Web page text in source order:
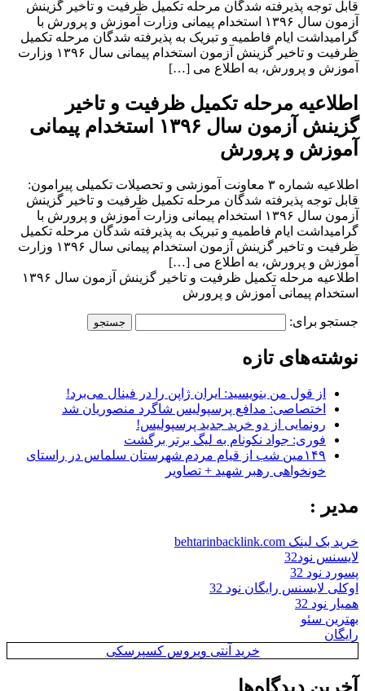
قابل توجه پذیرفته شدگان مرحله تکمیل ظرفیت و تاخیر گزینش
آزمون سال ۱۳۹۶ استخدام پیمانی وزارت آموزش و پرورش با
گرامیداشت ایام فاطمیه و تبریک به پذیرفته شدگان مرحله تکمیل
ظرفیت و تاخیر گزینش آزمون استخدام پیمانی سال ۱۳۹۶ وزارت
آموزش و پرورش، به اطلاع می […]
اطلاعیه مرحله تکمیل ظرفیت و تاخیر
گزینش آزمون سال ۱۳۹۶ استخدام پیمانی
آموزش و پرورش
اطلاعیه شماره ۳ معاونت آموزشی و تحصیلات تکمیلی پیرامون:
قابل توجه پذیرفته شدگان مرحله تکمیل ظرفیت و تاخیر گزینش
آزمون سال ۱۳۹۶ استخدام پیمانی وزارت آموزش و پرورش با
گرامیداشت ایام فاطمیه و تبریک به پذیرفته شدگان مرحله تکمیل
ظرفیت و تاخیر گزینش آزمون استخدام پیمانی سال ۱۳۹۶ وزارت
آموزش و پرورش، به اطلاع می […]
اطلاعیه مرحله تکمیل ظرفیت و تاخیر گزینش آزمون سال ۱۳۹۶
استخدام پیمانی آموزش و پرورش
جستجو برای:
نوشته‌های تازه
از قول من بنویسید: ایران ژاپن را در فینال می‌برد!
اختصاصی: مدافع پرسپولیس شاگرد منصوریان شد
رونمایی از دو خرید جدید پرسپولیس!
فوری: جواد نکونام به لیگ برتر برگشت
۱۴۹مین شب از قیام مردم شهرستان سلماس در راستای
خونخواهی رهبر شهید + تصاویر
مدیر :
خرید بک لینک behtarinbacklink.com
لایسنس نود32
پسورد نود 32
اوکلی لایسنس رایگان نود 32
همیار نود 32
بهترین سئو
رایگان
خرید آنتی ویروس کسپرسکی